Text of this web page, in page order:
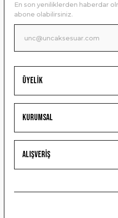
Ürün bilgilerinde hatalar
Ürün fiyatı diğer sitelerden daha
Bu ürüne benzer farklı
Üyelik
Kurumsal
Alışveriş
En son yeniliklerden haberdar
abone olabilirsiniz.